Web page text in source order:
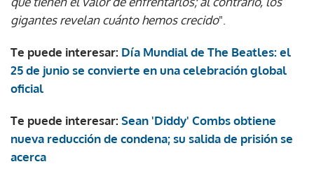
gigantes revelan cuánto hemos crecido".
Te puede interesar: Día Mundial de The Beatles: el
25 de junio se convierte en una celebración global
oficial
Te puede interesar: Sean 'Diddy' Combs obtiene
nueva reducción de condena; su salida de prisión se
acerca